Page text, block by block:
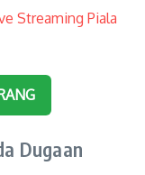
Dugaan